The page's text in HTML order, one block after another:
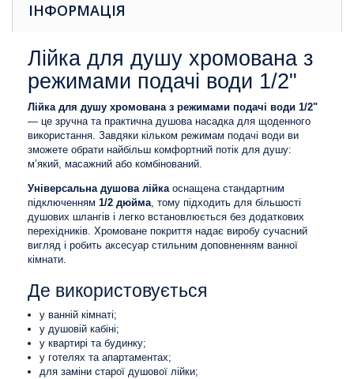
ІНФОРМАЦІЯ
Лійка для душу хромована з
режимами подачі води 1/2"
Лійка для душу хромована з режимами подачі води 1/2"
— це зручна та практична душова насадка для щоденного
використання. Завдяки кільком режимам подачі води ви
зможете обрати найбільш комфортний потік для душу:
м’який, масажний або комбінований.
Універсальна душова лійкаоснащена стандартним
підключенням 1/2 дюйма, тому підходить для більшості
душових шлангів і легко встановлюється без додаткових
перехідників. Хромоване покриття надає виробу сучасний
вигляд і робить аксесуар стильним доповненням ванної
кімнати.
Де використовується
у ванній кімнаті;
у душовій кабіні;
у квартирі та будинку;
у готелях та апартаментах;
для заміни старої душової лійки;